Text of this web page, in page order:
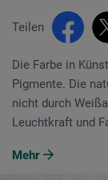
Teilen
Die Farbe in
Pigmente. Die
nicht durch
Leuchtkraft und
Mehr